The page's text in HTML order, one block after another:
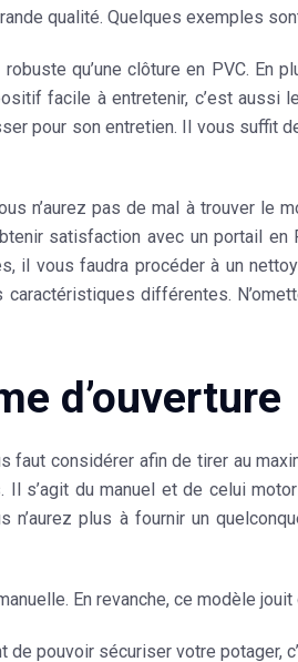
qualité. Quelques exemples
qu’une clôture en PVC. En
facile à entretenir, c’est aussi
pour son entretien. Il vous suffit
n’aurez pas de mal à trouver le
satisfaction avec un portail
il vous faudra procéder à un
différentes.
d’ouverture
faut considérer afin de tirer au
Il s’agit du manuel et de celui
n’aurez plus à fournir un
En revanche, ce modèle jouit
pouvoir sécuriser votre potager,